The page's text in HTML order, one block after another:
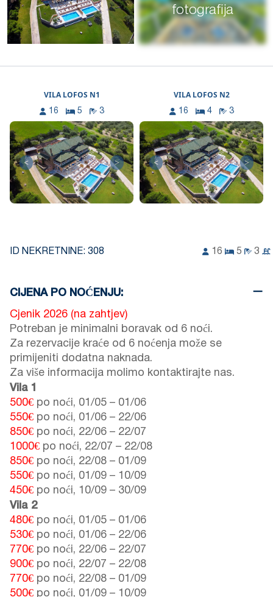
fotografija
VILA LOFOS N1
16 5 3
< >
VILA LOFOS N2
16 4 3
< >
ID NEKRETNINE: 308 16 5 3
CIJENA PO NOĆENJU:
Cjenik 2026 (na zahtjev)
Potreban je minimalni boravak od 6 noći.
Za rezervacije kraće od 6 noćenja može se
primijeniti dodatna naknada.
Za više informacija molimo kontaktirajte nas.
Vila 1
500€ po noći, 01/05 – 01/06
550€ po noći, 01/06 – 22/06
850€ po noći, 22/06 – 22/07
1000€ po noći, 22/07 – 22/08
850€ po noći, 22/08 – 01/09
550€ po noći, 01/09 – 10/09
450€ po noći, 10/09 – 30/09
Vila 2
480€ po noći, 01/05 – 01/06
530€ po noći, 01/06 – 22/06
770€ po noći, 22/06 – 22/07
900€ po noći, 22/07 – 22/08
770€ po noći, 22/08 – 01/09
500€ po noći, 01/09 – 10/09